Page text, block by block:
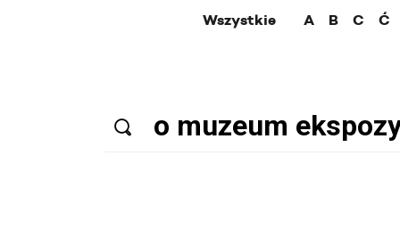
Wszystkie A B C Ć